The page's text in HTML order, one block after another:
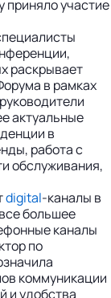
приняло участие
раскрывает
в рамках
актуальные
в
работа с
обслуживания,
digital-каналы в
большее
каналы
по
коммуникации
и удобства